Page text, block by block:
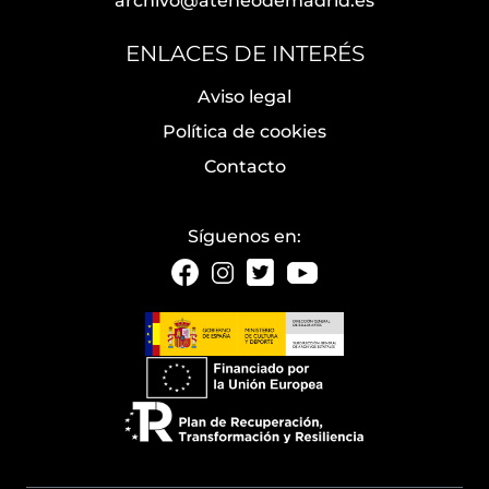
ENLACES DE INTERÉS
Aviso legal
Política de cookies
Contacto
Síguenos en: